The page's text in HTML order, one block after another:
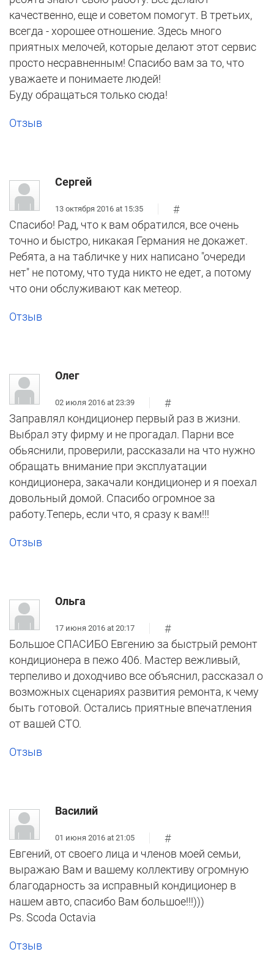
качественно, еще и советом помогут. В третьих,
всегда - хорошее отношение. Здесь много
приятных мелочей, которые делают этот сервис
просто несравненным! Спасибо вам за то, что
уважаете и понимаете людей!
Буду обращаться только сюда!
Отзыв
Сергей
13 октября 2016 at 15:35
#
Спасибо! Рад, что к вам обратился, все очень
точно и быстро, никакая Германия не докажет.
Ребята, а на табличке у них написано "очереди
нет" не потому, что туда никто не едет, а потому
что они обслуживают как метеор.
Отзыв
Олег
02 июля 2016 at 23:39
#
Заправлял кондиционер первый раз в жизни.
Выбрал эту фирму и не прогадал. Парни все
обьяснили, проверили, рассказали на что нужно
обращать внимание при эксплуатации
кондиционера, закачали кондиционер и я поехал
довольный домой. Спасибо огромное за
работу.Теперь, если что, я сразу к вам!!!
Отзыв
Ольга
17 июня 2016 at 20:17
#
Большое СПАСИБО Евгению за быстрый ремонт
кондиционера в пежо 406. Мастер вежливый,
терпеливо и доходчиво все объяснил, рассказал о
возможных сценариях развития ремонта, к чему
быть готовой. Остались приятные впечатления
от вашей СТО.
Отзыв
Василий
01 июня 2016 at 21:05
#
Евгений, от своего лица и членов моей семьи,
выражаю Вам и вашему коллективу огромную
благодарность за исправный кондиционер в
нашем авто, спасибо Вам большое!!!)))
Ps. Scoda Octavia
Отзыв